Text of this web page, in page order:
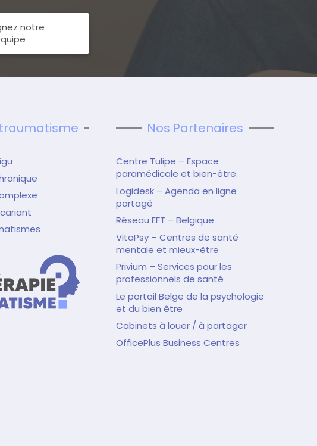
notre
Nos Partenaires
Centre Tulipe – Espace
paramédicale et bien-être.
Logidesk – Agenda en ligne
partagé
Réseau EFT – Belgique
VitaPsy – Centres de santé
mentale et mieux-être
Privium – Services pour les
professionnels de santé
Le portail Belge de la psychologie
et du bien être
Cabinets à louer / à partager
OfficePlus Business Centres